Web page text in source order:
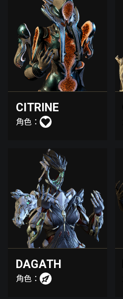
CITRINE
角色：
DAGATH
角色：